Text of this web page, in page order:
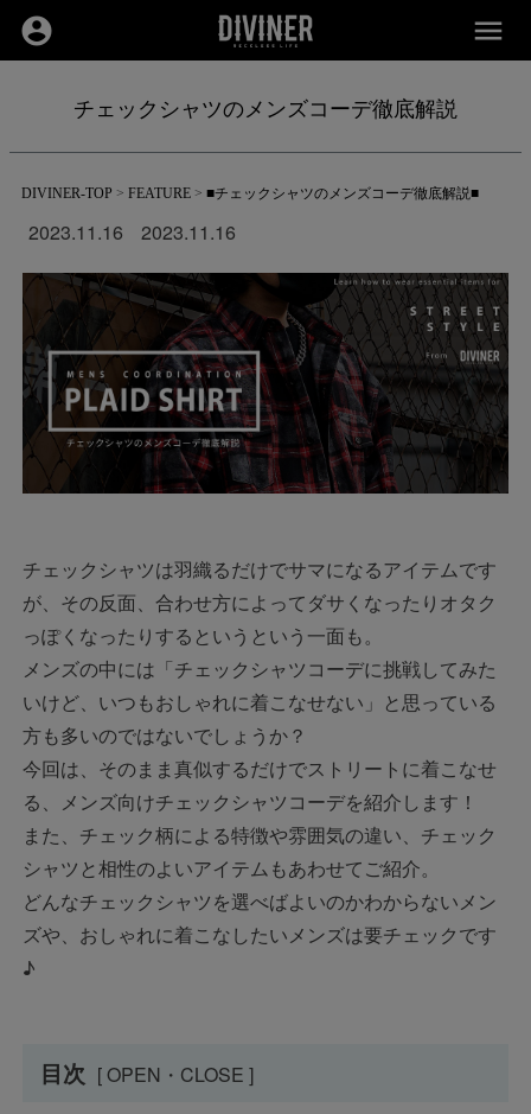
account_circle menu
チェックシャツのメンズコーデ徹底解説
DIVINER-TOP FEATURE ■チェックシャツのメンズコーデ徹底解説■
2023.11.16 2023.11.16
チェックシャツは羽織るだけでサマになるアイテムです
が、その反面、合わせ方によってダサくなったりオタク
っぽくなったりするというという一面も。
メンズの中には「チェックシャツコーデに挑戦してみた
いけど、いつもおしゃれに着こなせない」と思っている
方も多いのではないでしょうか？
今回は、そのまま真似するだけでストリートに着こなせ
る、メンズ向けチェックシャツコーデを紹介します！
また、チェック柄による特徴や雰囲気の違い、チェック
シャツと相性のよいアイテムもあわせてご紹介。
どんなチェックシャツを選べばよいのかわからないメン
ズや、おしゃれに着こなしたいメンズは要チェックです
♪
目次 [ OPEN・CLOSE ]